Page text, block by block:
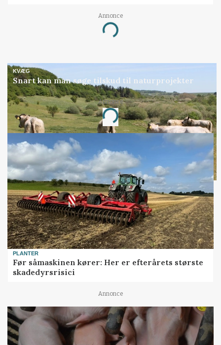
Annonce
Loading...
KVÆG
Snart kan man søge tilskud til naturprojekter
Annonce
Loading...
PLANTER
Før såmaskinen kører: Her er efterårets største
skadedyrsrisici
Annonce